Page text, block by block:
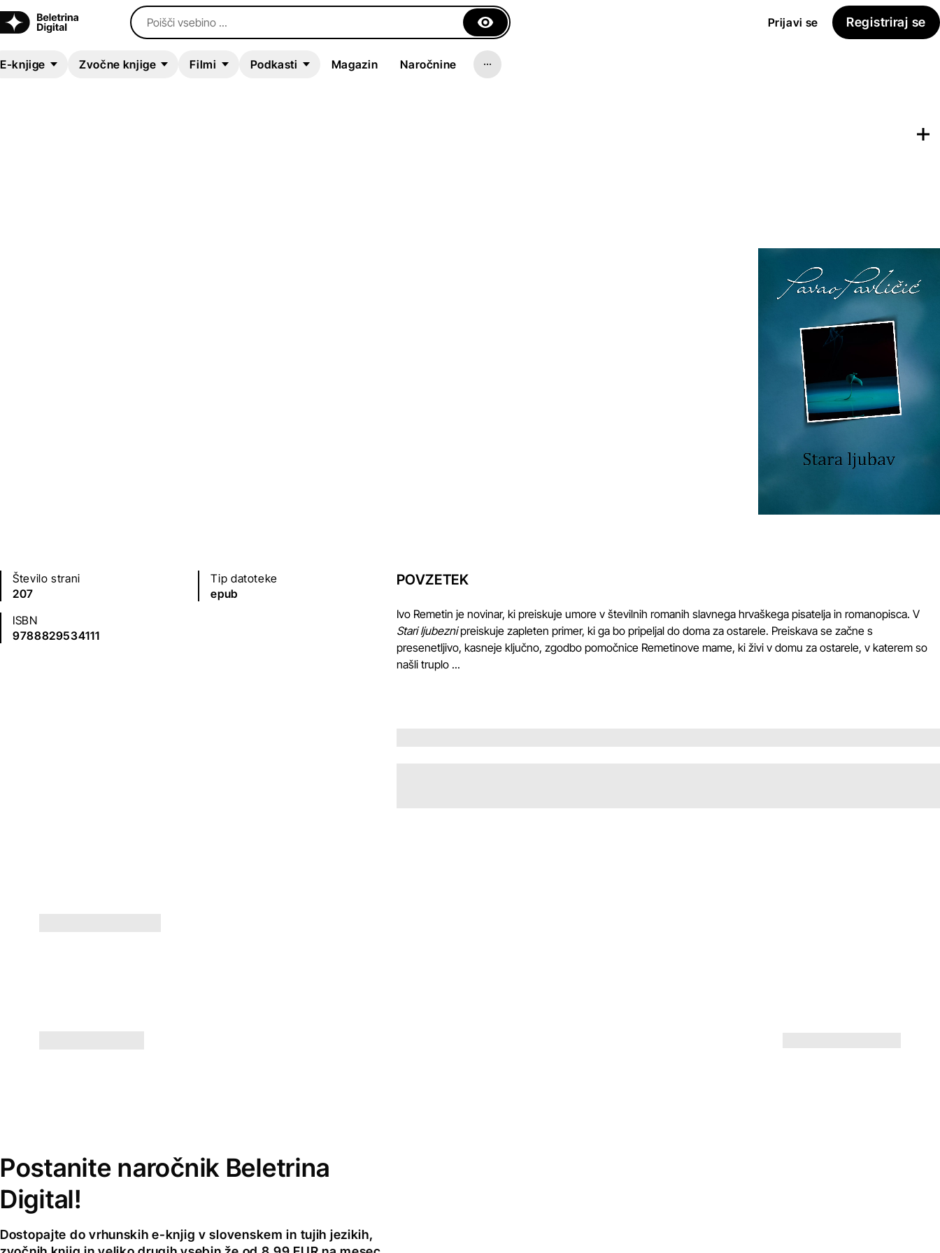
Poišči vsebino ... Prijavi se Registriraj se
E-knjige Zvočne knjige Filmi Podkasti Magazin Naročnine
Število strani
207
Tip datoteke
epub
ISBN
9788829534111
POVZETEK
Ivo Remetin je novinar, ki preiskuje umore v številnih romanih slavnega hrvaškega pisatelja in romanopisca. V
Stari ljubeznipreiskuje zapleten primer, ki ga bo pripeljal do doma za ostarele. Preiskava se začne s
presenetljivo, kasneje ključno, zgodbo pomočnice Remetinove mame, ki živi v domu za ostarele, v katerem so
našli truplo ...
Postanite naročnik Beletrina
Digital!
Dostopajte do vrhunskih e-knjig v slovenskem in tujih jezikih,